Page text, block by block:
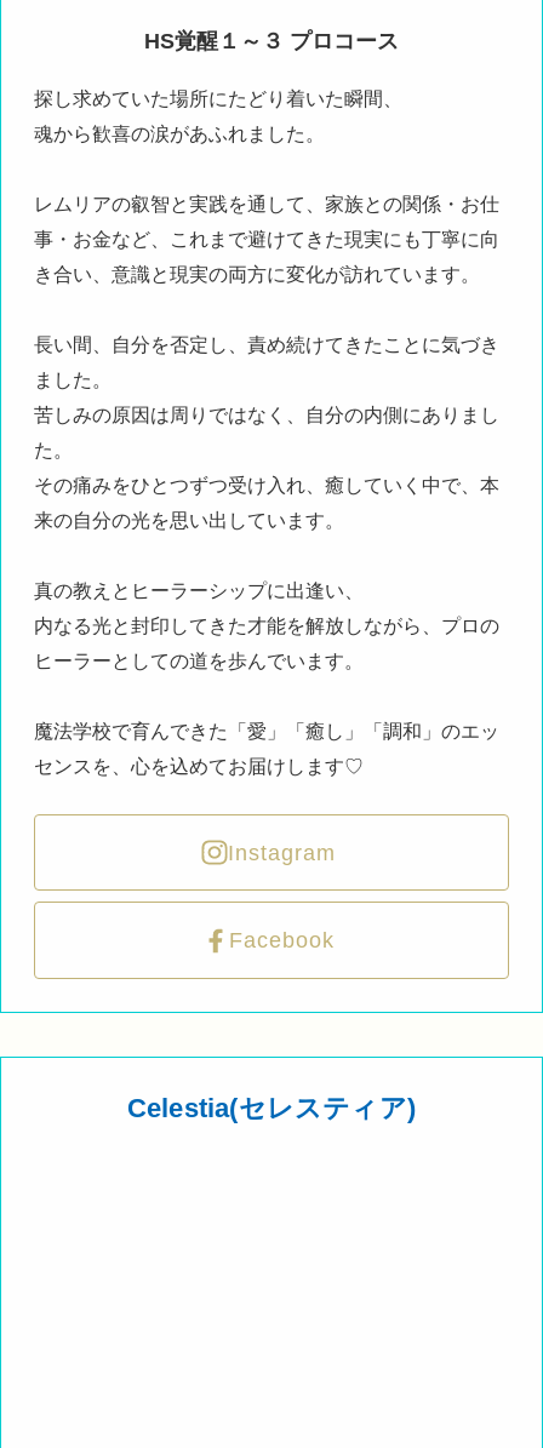
HS覚醒１～３ プロコース
探し求めていた場所にたどり着いた瞬間、
魂から歓喜の涙があふれました。
レムリアの叡智と実践を通して、家族との関係・お仕
事・お金など、これまで避けてきた現実にも丁寧に向
き合い、意識と現実の両方に変化が訪れています。
長い間、自分を否定し、責め続けてきたことに気づき
ました。
苦しみの原因は周りではなく、自分の内側にありまし
た。
その痛みをひとつずつ受け入れ、癒していく中で、本
来の自分の光を思い出しています。
真の教えとヒーラーシップに出逢い、
内なる光と封印してきた才能を解放しながら、プロの
ヒーラーとしての道を歩んでいます。
魔法学校で育んできた「愛」「癒し」「調和」のエッ
センスを、心を込めてお届けします♡
Instagram
Facebook
Celestia(セレスティア)